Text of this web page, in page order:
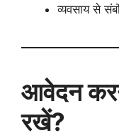
व्यवसाय से
आवेदन
रखें?